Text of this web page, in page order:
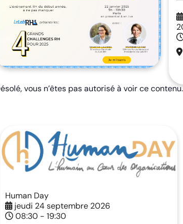
vous n’êtes pas autorisé à voir ce contenu.
Human Day
jeudi 24 septembre 2026
08:30 - 19:30